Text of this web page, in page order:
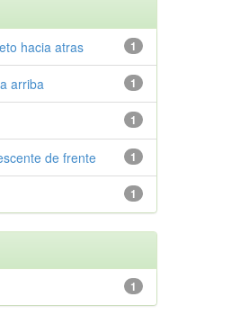
1
hacia atras
1
arriba
1
1
de frente
1
1